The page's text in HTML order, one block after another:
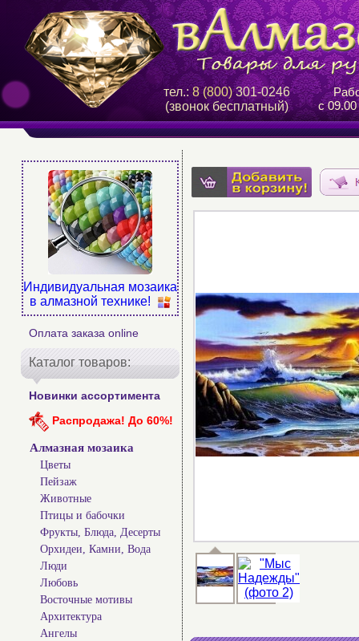
тел.:8 (800)301-0246
(звонок бесплатный)
с
Индивидуальная мозаика
в алмазной технике!
Оплата заказа online
Каталог товаров:
Новинки ассортимента
Распродажа! До 60%!
Алмазная мозаика
Цветы
Пейзаж
Животные
Птицы и бабочки
Фрукты, Блюда, Десерты
Орхидеи, Камни, Вода
Люди
Любовь
Восточные мотивы
Архитектура
Ангелы